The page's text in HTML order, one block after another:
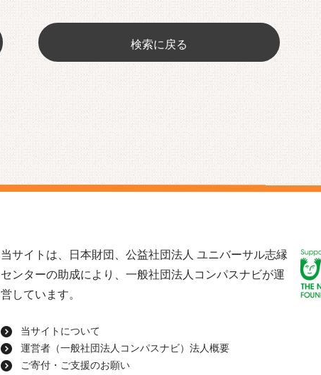
検索に戻る
当サイトは、日本財団、公益社団法人 ユニバーサル志縁
センターの助成により、一般社団法人コンパスナビが運
営しています。
当サイトについて
運営者（一般社団法人コンパスナビ）法人概要
ご寄付・ご支援のお願い